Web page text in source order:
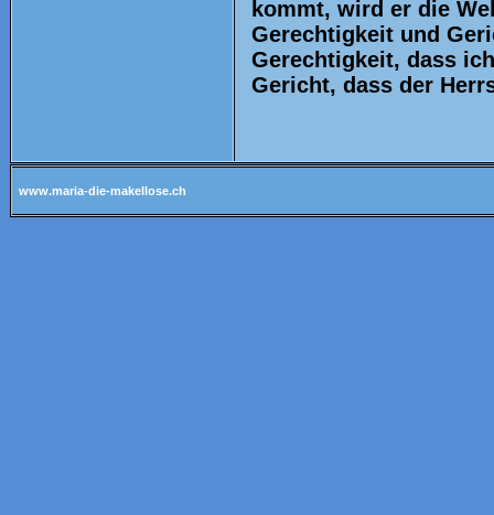
kommt, wird er die
Gerechtigkeit und
Gerechtigkeit, dass
Gericht, dass der
www.maria-die-makellose.ch